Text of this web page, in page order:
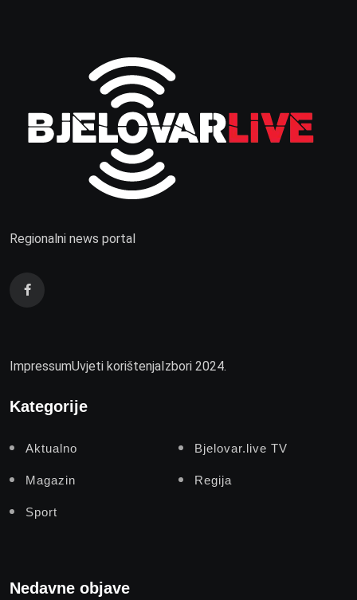
Regionalni news portal
ImpressumUvjeti korištenjaIzbori 2024.
Kategorije
Aktualno Bjelovar.live TV
Magazin Regija
Sport
Nedavne objave